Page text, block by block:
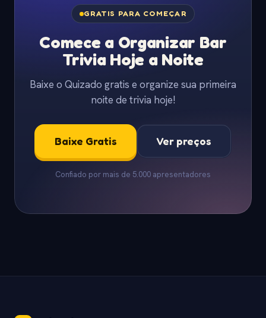
GRATIS PARA COMEÇAR
Comece a Organizar Bar
Trivia Hoje a Noite
Baixe o Quizado gratis e organize sua primeira
noite de trivia hoje!
Baixe Gratis Ver preços
Confiado por mais de 5.000 apresentadores